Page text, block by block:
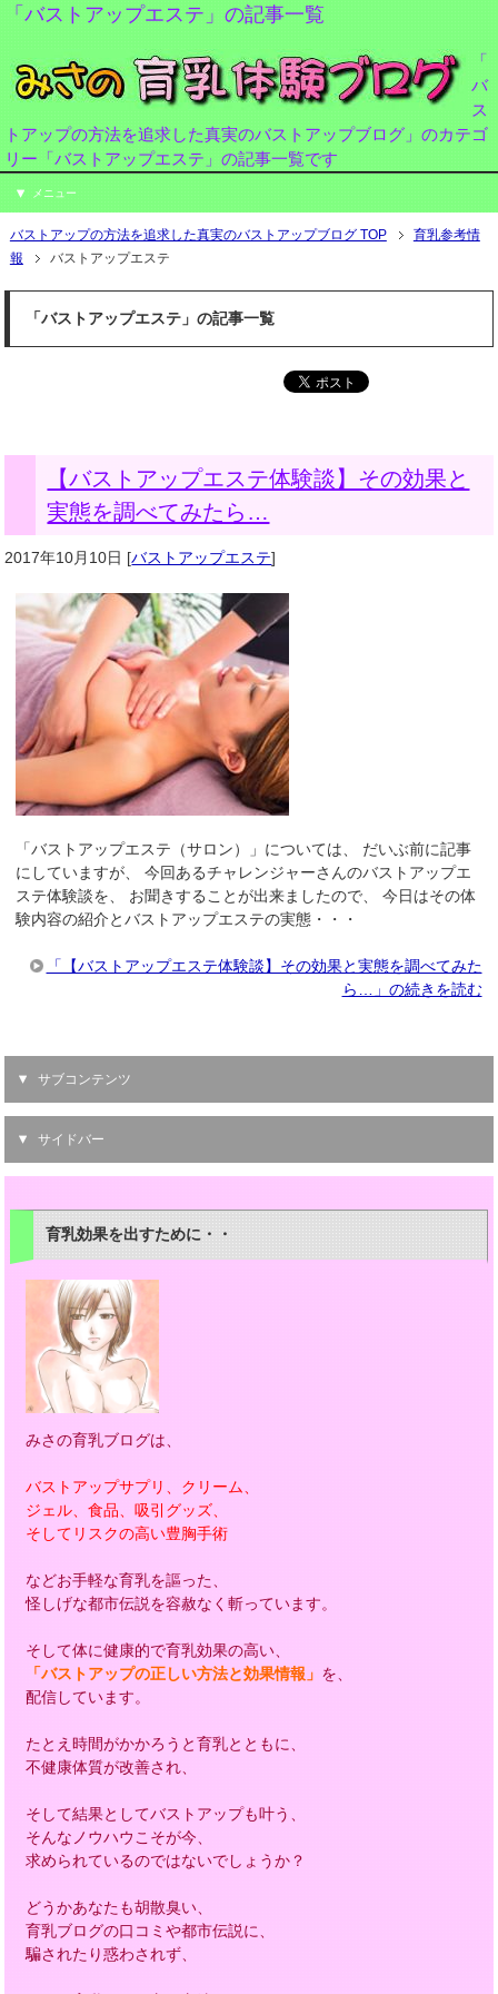
「バストアップエステ」の記事一覧
「
バ
ス
トアップの方法を追求した真実のバストアップブログ」のカテゴ
リー「バストアップエステ」の記事一覧です
メニュー
バストアップの方法を追求した真実のバストアップブログ TOP
育乳参考情
報
バストアップエステ
「バストアップエステ」の記事一覧
【バストアップエステ体験談】その効果と
実態を調べてみたら…
2017年10月10日 [バストアップエステ]
「バストアップエステ（サロン）」については、 だいぶ前に記事
にしていますが、 今回あるチャレンジャーさんのバストアップエ
ステ体験談を、 お聞きすることが出来ましたので、 今日はその体
験内容の紹介とバストアップエステの実態・・・
「【バストアップエステ体験談】その効果と実態を調べてみた
ら…」の続きを読む
サブコンテンツ
サイドバー
育乳効果を出すために・・
みさの育乳ブログは、
バストアップサプリ、クリーム、
ジェル、食品、吸引グッズ、
そしてリスクの高い豊胸手術
などお手軽な育乳を謳った、
怪しげな都市伝説を容赦なく斬っています。
そして体に健康的で育乳効果の高い、
「バストアップの正しい方法と効果情報」 を、
配信しています。
たとえ時間がかかろうと育乳とともに、
不健康体質が改善され、
そして結果としてバストアップも叶う、
そんなノウハウこそが今、
求められているのではないでしょうか？
どうかあなたも胡散臭い、
育乳ブログの口コミや都市伝説に、
騙されたり惑わされず、